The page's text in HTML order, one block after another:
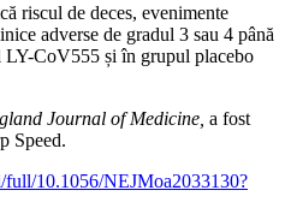
riscul de deces, evenimente
adverse de gradul 3 sau 4 până
CoV555 și în grupul placebo
Journal of Medicine, a fost
Speed.
10.1056/NEJMoa2033130?